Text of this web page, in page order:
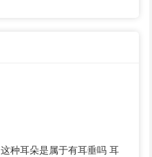
这种耳朵是属于有耳垂吗 耳